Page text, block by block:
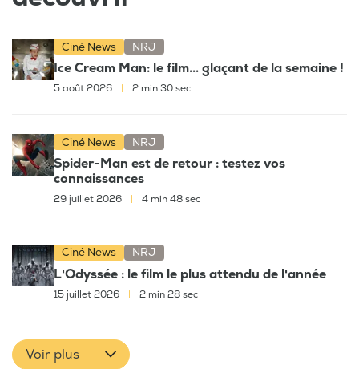
Ciné News NRJ
Ice Cream Man: le film... glaçant de la semaine !
5 août 2026 2 min 30 sec
Ciné News NRJ
Spider-Man est de retour : testez vos
connaissances
29 juillet 2026 4 min 48 sec
Ciné News NRJ
L'Odyssée : le film le plus attendu de l'année
15 juillet 2026 | 2 min 28 sec
Voir plus